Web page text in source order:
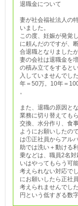
退職金について
妻が社会福祉法人の
いました。
この度、妊娠が発覚
に頼んだのですが、
合退職となりました
妻の会社は退職金を
の積み立てをすると
入していませんでし
年＝50万。10年＝
。
また、退職の原因と
業務に切り替えても
交換、水分作り、食
ようにお願いしたの
は①正社員からアル
助では洗い＋動ける
乗などは、職員2名
いはやってもらう可
考えられない対応で
にお願いしたら正社
考えられませんでし
円という低すぎる数